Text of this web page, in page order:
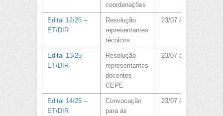
coordenações
Edital 12/25 –
ET/DIR
Resolução
representantes
técnicos
23/07 às 11:10
Edital 13/25 –
ET/DIR
Resolução
representantes
docentes
CEPE
23/07 às 11:10
Edital 14/25 –
ET/DIR
Convocação
para as
23/07 às 11:10